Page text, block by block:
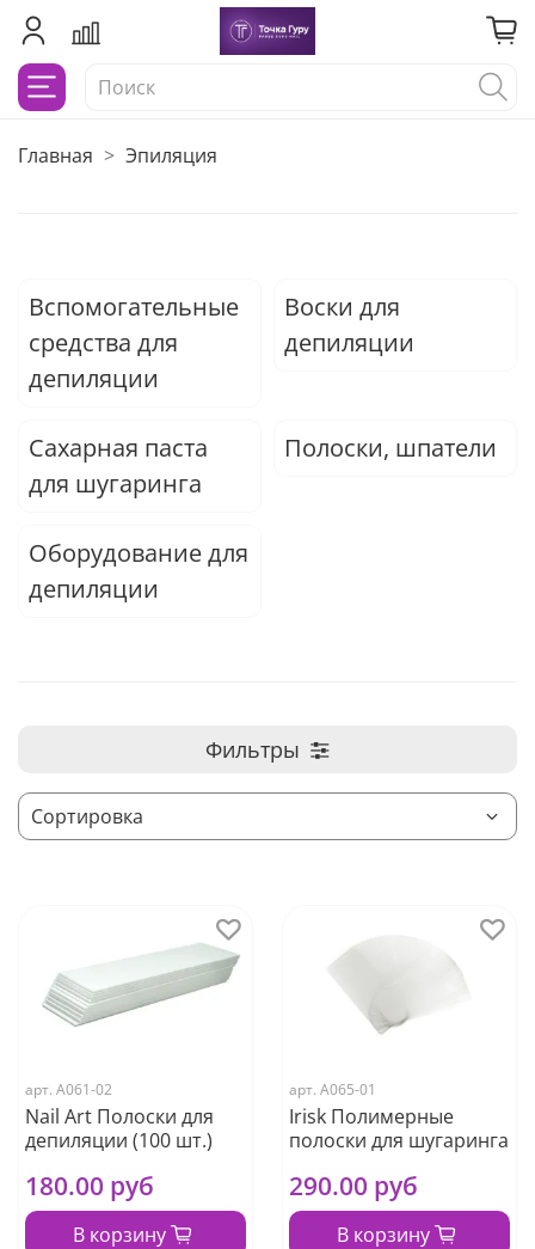
Главная Эпиляция
Вспомогательные
средства для
депиляции
Воски для
депиляции
Сахарная паста
для шугаринга
Полоски, шпатели
Оборудование для
депиляции
Фильтры
арт. А061-02
Nail Art Полоски для
депиляции (100 шт.)
180.00 руб
В корзину
арт. А065-01
Irisk Полимерные
полоски для шугаринга
290.00 руб
В корзину